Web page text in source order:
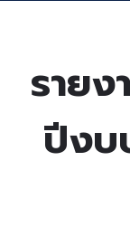
รายง
ปีงบ